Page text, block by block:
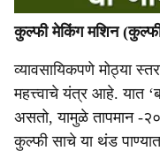
कुल्फी मेकिंग मशिन
व्यावसायिकपणे मोठ्या
महत्त्वाचे यंत्र आहे. यात
असतो, यामुळे तापमान -
कुल्फी साचे या थंड